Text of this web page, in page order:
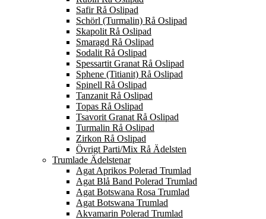
Safir Rå Oslipad
Schörl (Turmalin) Rå Oslipad
Skapolit Rå Oslipad
Smaragd Rå Oslipad
Sodalit Rå Oslipad
Spessartit Granat Rå Oslipad
Sphene (Titianit) Rå Oslipad
Spinell Rå Oslipad
Tanzanit Rå Oslipad
Topas Rå Oslipad
Tsavorit Granat Rå Oslipad
Turmalin Rå Oslipad
Zirkon Rå Oslipad
Övrigt Parti/Mix Rå Ädelsten
Trumlade Ädelstenar
Agat Aprikos Polerad Trumlad
Agat Blå Band Polerad Trumlad
Agat Botswana Rosa Trumlad
Agat Botswana Trumlad
Akvamarin Polerad Trumlad